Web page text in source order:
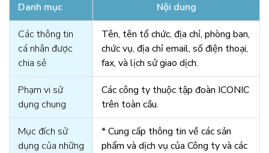
Danh mục Nội dung
Các thông tin
cá nhân được
chia sẻ
Tên, tên tổ chức, địa chỉ, phòng ban,
chức vụ, địa chỉ email, số điện thoại,
fax, và lịch sử giao dịch.
Phạm vi sử
dụng chung
Các công ty thuộc tập đoàn ICONIC
trên toàn cầu.
Mục đích sử
dụng của những
* Cung cấp thông tin về các sản
phẩm và dịch vụ của Công ty và các